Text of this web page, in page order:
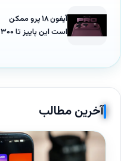
آیفون ۱۸ پرو ممکن
است این پاییز تا ۳۰۰
آخرین مطالب